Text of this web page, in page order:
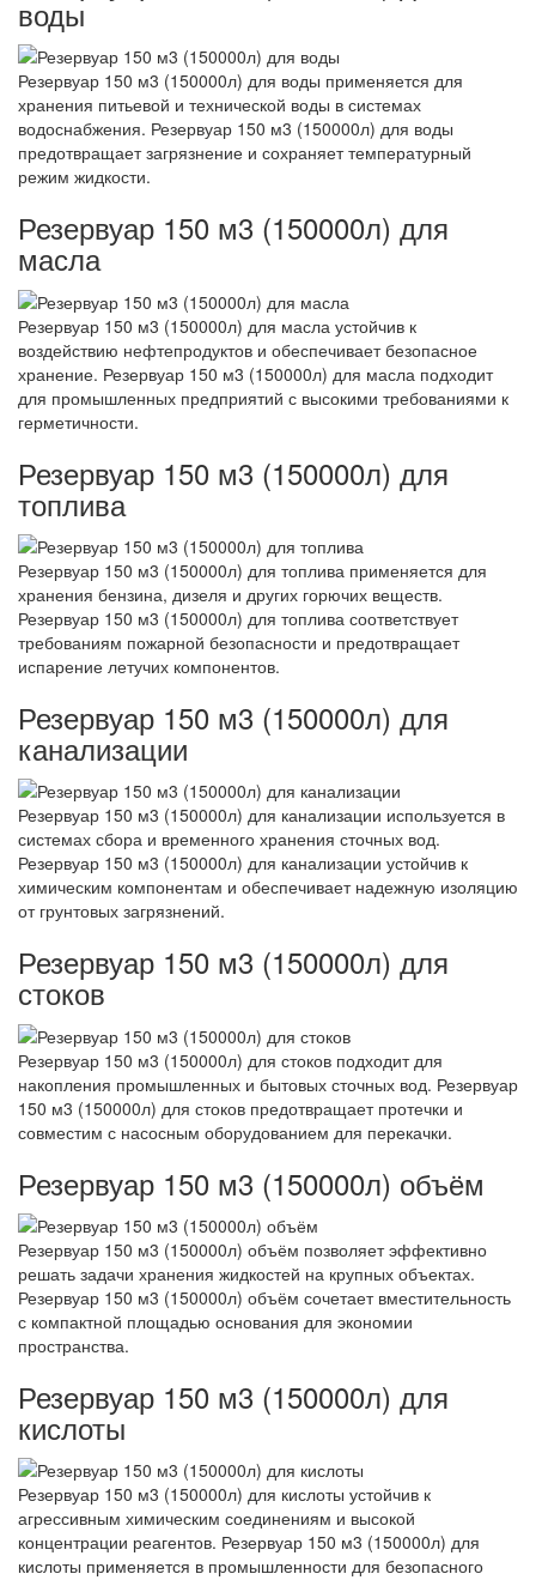
воды
Резервуар 150 м3 (150000л) для воды применяется для
хранения питьевой и технической воды в системах
водоснабжения. Резервуар 150 м3 (150000л) для воды
предотвращает загрязнение и сохраняет температурный
режим жидкости.
Резервуар 150 м3 (150000л) для
масла
Резервуар 150 м3 (150000л) для масла устойчив к
воздействию нефтепродуктов и обеспечивает безопасное
хранение. Резервуар 150 м3 (150000л) для масла подходит
для промышленных предприятий с высокими требованиями к
герметичности.
Резервуар 150 м3 (150000л) для
топлива
Резервуар 150 м3 (150000л) для топлива применяется для
хранения бензина, дизеля и других горючих веществ.
Резервуар 150 м3 (150000л) для топлива соответствует
требованиям пожарной безопасности и предотвращает
испарение летучих компонентов.
Резервуар 150 м3 (150000л) для
канализации
Резервуар 150 м3 (150000л) для канализации используется в
системах сбора и временного хранения сточных вод.
Резервуар 150 м3 (150000л) для канализации устойчив к
химическим компонентам и обеспечивает надежную изоляцию
от грунтовых загрязнений.
Резервуар 150 м3 (150000л) для
стоков
Резервуар 150 м3 (150000л) для стоков подходит для
накопления промышленных и бытовых сточных вод. Резервуар
150 м3 (150000л) для стоков предотвращает протечки и
совместим с насосным оборудованием для перекачки.
Резервуар 150 м3 (150000л) объём
Резервуар 150 м3 (150000л) объём позволяет эффективно
решать задачи хранения жидкостей на крупных объектах.
Резервуар 150 м3 (150000л) объём сочетает вместительность
с компактной площадью основания для экономии
пространства.
Резервуар 150 м3 (150000л) для
кислоты
Резервуар 150 м3 (150000л) для кислоты устойчив к
агрессивным химическим соединениям и высокой
концентрации реагентов. Резервуар 150 м3 (150000л) для
кислоты применяется в промышленности для безопасного